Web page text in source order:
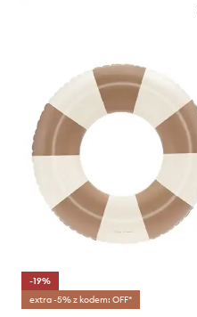
-19%
extra -5% z kodem: OFF*